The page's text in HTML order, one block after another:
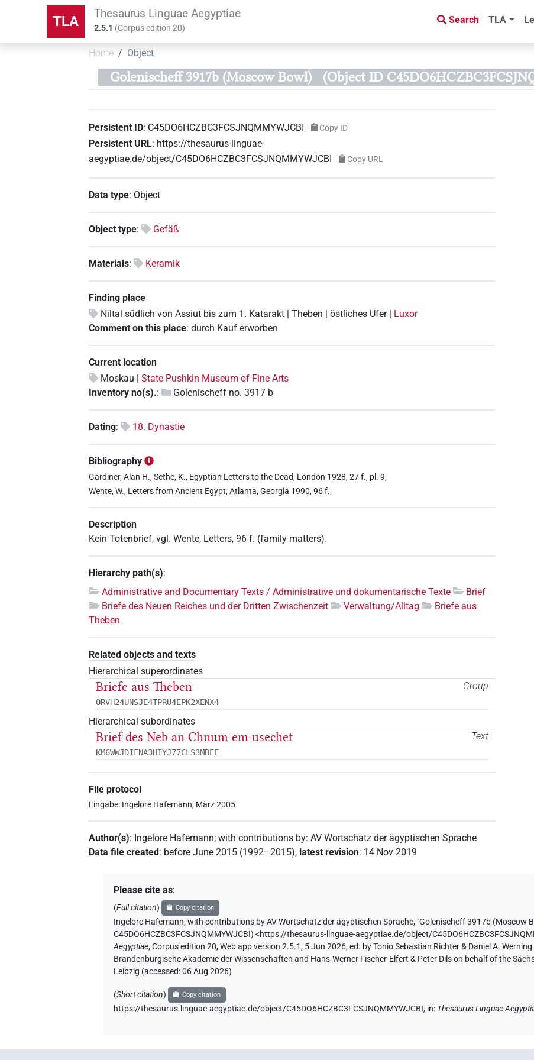
TLA Thesaurus Linguae Aegyptiae
2.5.1 (Corpus edition20)
Search TLA
Home Object
Golenischeff 3917b (Moscow Bowl) (Object ID
Persistent ID: C45DO6HCZBC3FCSJNQMMYWJCBI Copy ID
Persistent URL: https://thesaurus-linguae-
aegyptiae.de/object/C45DO6HCZBC3FCSJNQMMYWJCBI
Copy URL
Data type: Object
Object type: Gefäß
Materials: Keramik
Finding place
Niltal südlich von Assiut bis zum 1. Katarakt | Theben | östliches Ufer | Luxor
Comment on this place:durch Kauf erworben
Current location
Moskau |State Pushkin Museum of Fine Arts
Inventory no(s).: Golenischeff no. 3917 b
Dating: 18. Dynastie
Bibliography
Gardiner, Alan H., Sethe, K., Egyptian Letters to the Dead, London 1928, 27 f., pl. 9;
Wente, W., Letters from Ancient Egypt, Atlanta, Georgia 1990, 96 f.;
Description
Kein Totenbrief, vgl. Wente, Letters, 96 f. (family matters).
Hierarchy path(s):
Administrative and Documentary Texts / Administrative und dokumentarische Texte
Brief
Briefe des Neuen Reiches und der Dritten Zwischenzeit
Verwaltung/Alltag
Briefe aus
Theben
Related objects and texts
Hierarchical superordinates
Group
Briefe aus Theben
ORVH24UNSJE4TPRU4EPK2XENX4
Hierarchical subordinates
Text
Brief des Neb an Chnum-em-usechet
KM6WWJDIFNA3HIYJ77CLS3MBEE
File protocol
Eingabe: Ingelore Hafemann, März 2005
Author(s): Ingelore Hafemann;with contributions by:AV Wortschatz der ägyptischen Sprache
Data file created : before June 2015 (1992–2015), latest revision: 14 Nov 2019
Please cite as:
(Full citation) Copy citation
Ingelore Hafemann,with contributions by AV Wortschatz der ägyptischen Sprache, "Golenischeff 3917b (Moscow
C45DO6HCZBC3FCSJNQMMYWJCBI)<https://thesaurus-linguae-aegyptiae.de/object/
Aegyptiae,Corpus edition 20, Web app version 2.5.1, 5 Jun 2026, ed. by Tonio Sebastian Richter & Daniel A.
Brandenburgische Akademie der Wissenschaften and Hans-Werner Fischer-Elfert & Peter Dils on behalf of the
Leipzig (accessed:06 Aug 2026)
(Short citation) Copy citation
https://thesaurus-linguae-aegyptiae.de/object/C45DO6HCZBC3FCSJNQMMYWJCBI, in: Thesaurus Linguae